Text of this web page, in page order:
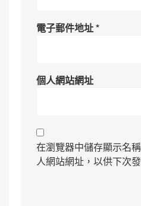
電子郵件地址*
個人網站網址
在瀏覽器中儲存顯示名
人網站網址，以供下次